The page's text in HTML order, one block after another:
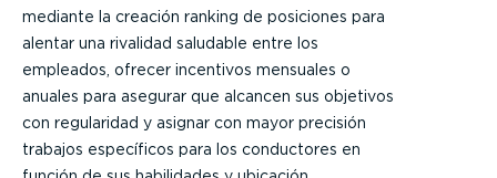
mediante la creación ranking de posiciones para
alentar una rivalidad saludable entre los
empleados, ofrecer incentivos mensuales o
anuales para asegurar que alcancen sus objetivos
con regularidad y asignar con mayor precisión
trabajos específicos para los conductores en